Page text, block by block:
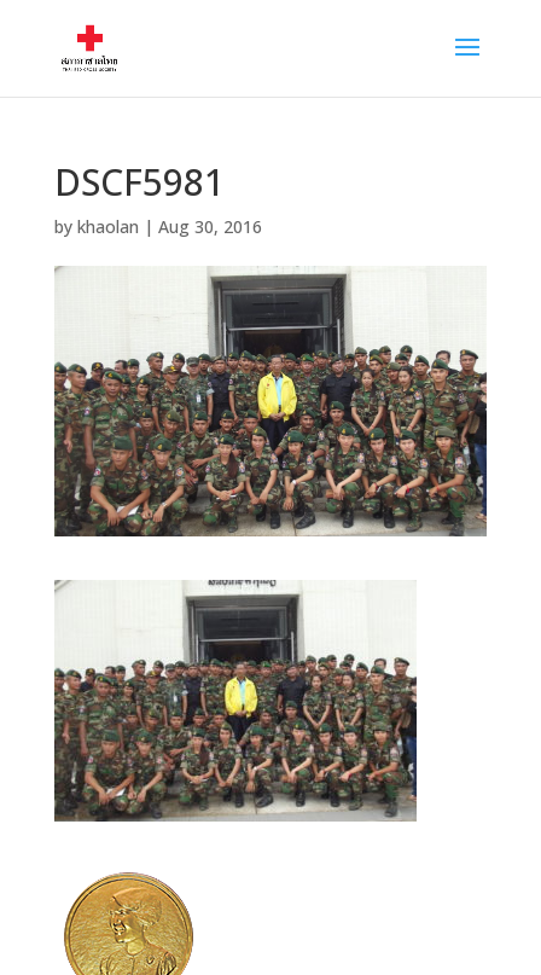
DSCF5981
by khaolan | Aug 30, 2016